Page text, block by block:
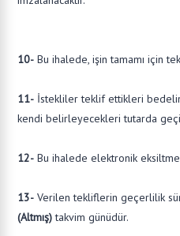
10- Bu ihalede, işin tamamı için
11- İstekliler teklif ettikleri
kendi belirleyecekleri tutarda
12- Bu ihalede elektronik eksiltme
13- Verilen tekliflerin geçerlilik
(Altmış)takvim günüdür.